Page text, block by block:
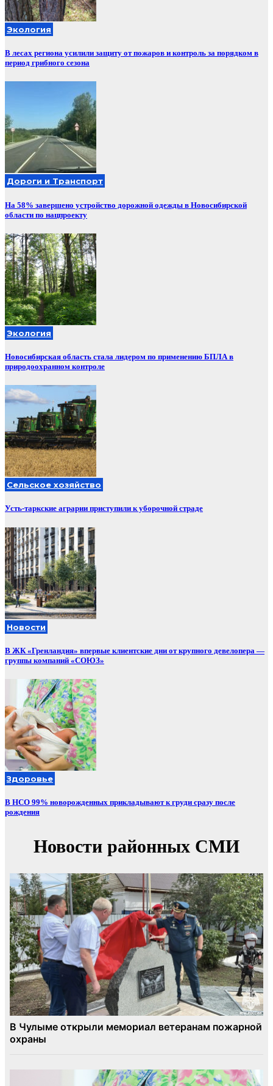
Экология
В лесах региона усилили защиту от пожаров и контроль за порядком в
период грибного сезона
Дороги и Транспорт
На 58% завершено устройство дорожной одежды в Новосибирской
области по нацпроекту
Экология
Новосибирская область стала лидером по применению БПЛА в
природоохранном контроле
Сельское хозяйство
Усть-таркские аграрии приступили к уборочной страде
Новости
В ЖК «Гренландия» впервые клиентские дни от крупного девелопера —
группы компаний «СОЮЗ»
Здоровье
В НСО 99% новорожденных прикладывают к груди сразу после
рождения